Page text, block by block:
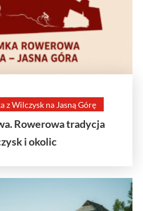
z Wilczysk na Jasną Górę
Rowerowa tradycja
i okolic